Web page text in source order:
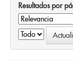
Resultados por